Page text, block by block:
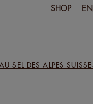
SHOP
SEL DES ALPES